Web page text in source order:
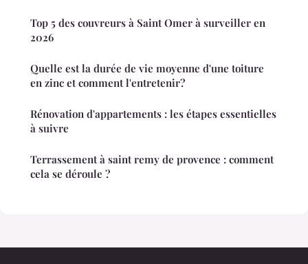
Top 5 des couvreurs à Saint Omer à surveiller en
2026
Quelle est la durée de vie moyenne d'une toiture
en zinc et comment l'entretenir?
Rénovation d'appartements : les étapes essentielles
à suivre
Terrassement à saint remy de provence : comment
cela se déroule ?